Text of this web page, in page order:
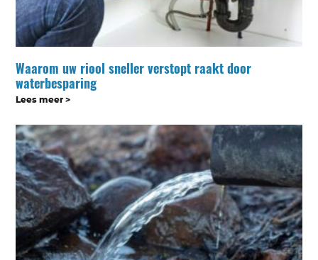
Waarom uw riool sneller verstopt raakt door
waterbesparing
Lees meer >